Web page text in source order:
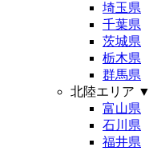
埼玉県
千葉県
茨城県
栃木県
群馬県
北陸エリア ▼
富山県
石川県
福井県